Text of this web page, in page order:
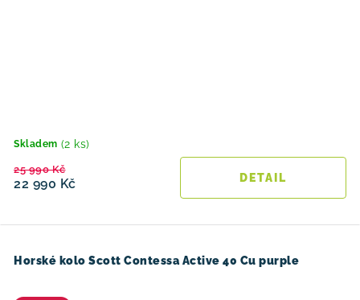
Skladem (2 ks)
22 990 Kč
25 990 Kč
Horské kolo Scott Contessa Active 40 Cu purple